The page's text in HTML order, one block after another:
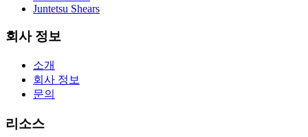
Juntetsu Shears
회사 정보
소개
회사 정보
문의
리소스